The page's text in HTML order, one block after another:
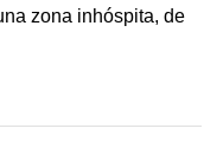
zona inhóspita, de